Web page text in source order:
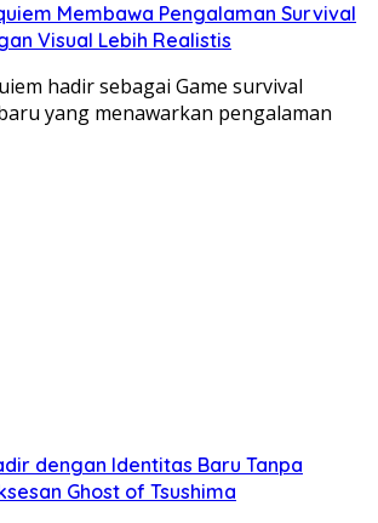
Membawa Pengalaman Survival
Visual Lebih Realistis
hadir sebagai Game survival
yang menawarkan pengalaman
dengan Identitas Baru Tanpa
Ghost of Tsushima